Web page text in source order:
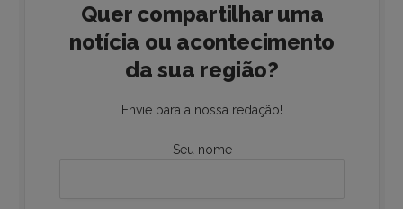
Quer compartilhar uma
notícia ou acontecimento
da sua região?
Envie para a nossa redação!
Seu nome